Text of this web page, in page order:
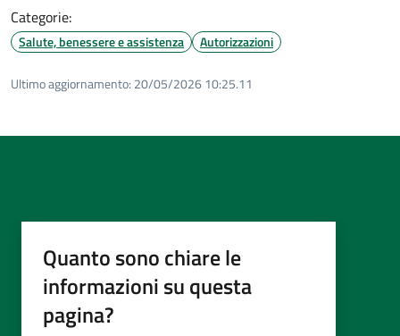
Categorie:
Salute, benessere e assistenza Autorizzazioni
Ultimo aggiornamento: 20/05/2026 10:25.11
Quanto sono chiare le
informazioni su questa
pagina?